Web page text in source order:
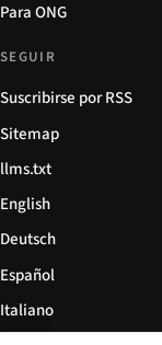
Para ONG
SEGUIR
Suscribirse por RSS
Sitemap
llms.txt
English
Deutsch
Español
Italiano